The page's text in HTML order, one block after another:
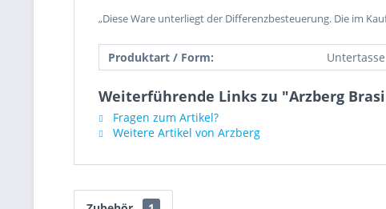
„Diese Ware unterliegt der Differenzbesteuerung. Die im
Produktart / Form: Untertasse
Weiterführende Links zu "Arzberg
Fragen zum Artikel?
Weitere Artikel von Arzberg